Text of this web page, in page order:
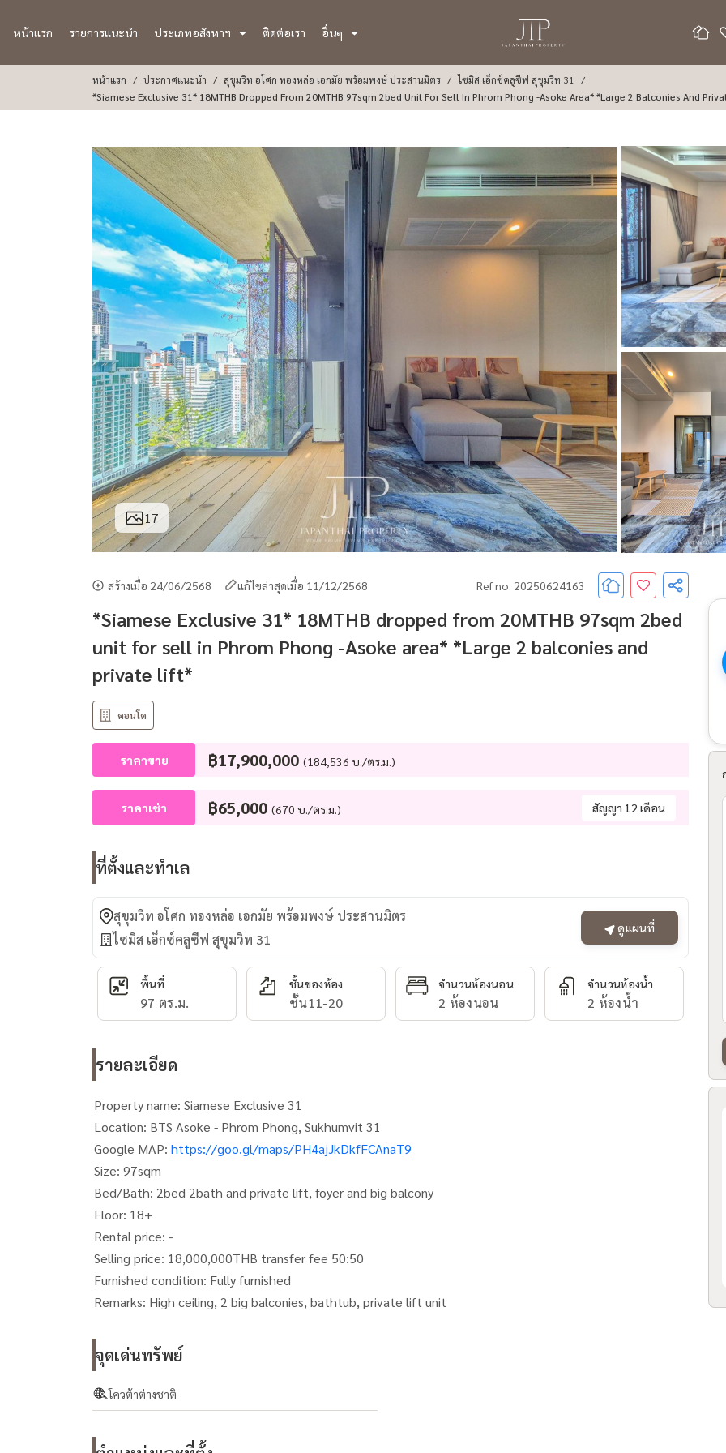
หน้าแรก รายการแนะนำ ประเภทอสังหาฯ ติดต่อเรา อื่นๆ
หน้าแรก ประกาศแนะนำ สุขุมวิท อโศก ทองหล่อ เอกมัย พร้อมพงษ์ ประสานมิตร
ไซมิส เอ็กซ์คลูซีฟ สุขุมวิท 31
*Siamese Exclusive 31* 18MTHB Dropped From 20MTHB 97sqm 2bed Unit For Sell In Phrom Phong -Asoke Area* *Large 2 Balconies And
17
สร้างเมื่อ 24/06/2568 แก้ไขล่าสุดเมื่อ 11/12/2568 Ref no. 20250624163
*Siamese Exclusive 31* 18MTHB dropped from 20MTHB 97sqm 2bed
unit for sell in Phrom Phong -Asoke area* *Large 2 balconies and
private lift*
คอนโด
ราคาขาย ฿17,900,000 (184,536 บ./ตร.ม.)
ราคาเช่า ฿65,000 (670 บ./ตร.ม.) สัญญา 12 เดือน
ที่ตั้งและทำเล
สุขุมวิท อโศก ทองหล่อ เอกมัย พร้อมพงษ์ ประสานมิตร
ไซมิส เอ็กซ์คลูซีฟ สุขุมวิท 31
ดูแผนที่
พื้นที่
97 ตร.ม.
ชั้นของห้อง
ชั้น11-20
จำนวนห้องนอน
2 ห้องนอน
จำนวนห้องน้ำ
2 ห้องน้ำ
รายละเอียด
Property name: Siamese Exclusive 31
Location: BTS Asoke - Phrom Phong, Sukhumvit 31
Google MAP: https://goo.gl/maps/PH4ajJkDkfFCAnaT9
Size: 97sqm
Bed/Bath: 2bed 2bath and private lift, foyer and big balcony
Floor: 18+
Rental price: -
Selling price: 18,000,000THB transfer fee 50:50
Furnished condition: Fully furnished
Remarks: High ceiling, 2 big balconies, bathtub, private lift unit
จุดเด่นทรัพย์
โควต้าต่างชาติ